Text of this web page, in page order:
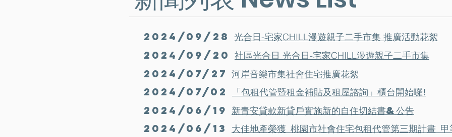
2024/09/28 光合日-宅家CHILL漫遊親子二手市集 推廣活動花絮
2024/09/20 社區光合日 光合日-宅家CHILL漫遊親子二手市集
2024/07/27 河岸音樂市集社會住宅推廣花絮
2024/07/02
「包租代管暨租金補貼及租屋諮詢」櫃台開始囉!
2024/06/19 新青安貸款新貸戶實施新的自住切結書&公告
2024/06/13 大佳地產榮獲 桃園市社會住宅包租代管第三期計畫 甲